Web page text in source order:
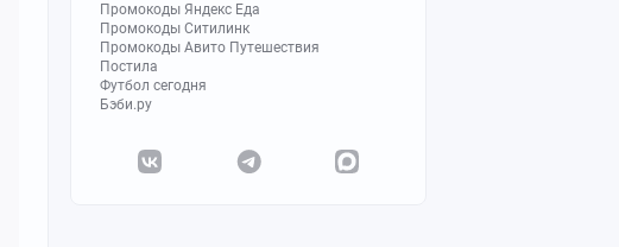
Промокоды Яндекс Еда
Промокоды Ситилинк
Промокоды Авито Путешествия
Постила
Футбол сегодня
Бэби.ру